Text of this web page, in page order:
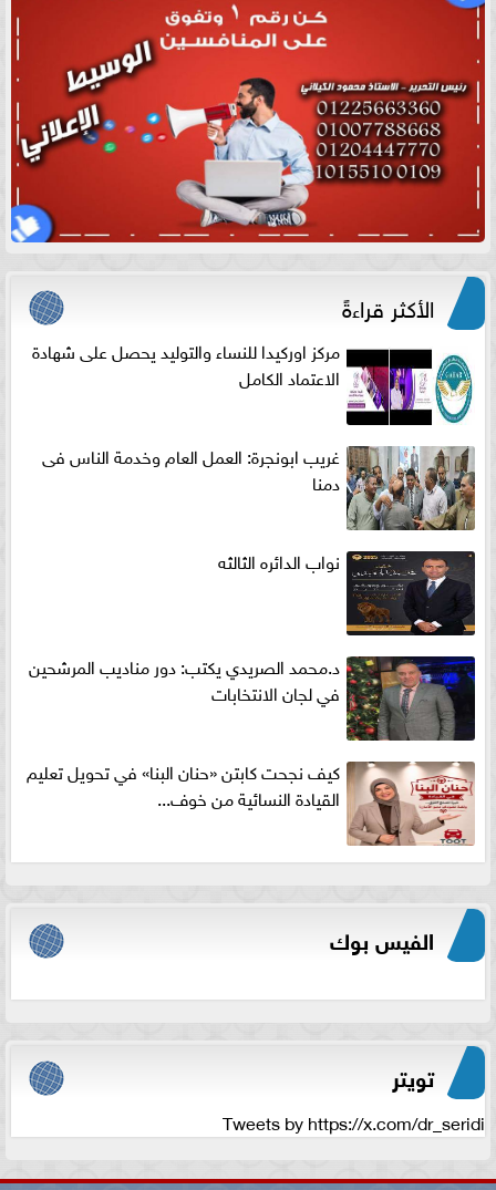
الأكثر قراءةً
مركز اوركيدا للنساء والتوليد يحصل على شهادة
الاعتماد الكامل
غريب ابونجرة: العمل العام وخدمة الناس فى
دمنا
نواب الدائره الثالثه
د.محمد الصريدي يكتب: دور مناديب المرشحين
في لجان الانتخابات
كيف نجحت كابتن «حنان البنا» في تحويل تعليم
القيادة النسائية من خوف...
الفيس بوك
تويتر
Tweets by https://x.com/dr_seridi